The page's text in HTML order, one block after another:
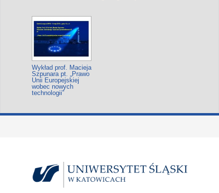
Wykład prof. Macieja
Szpunara pt. „Prawo
Unii Europejskiej
wobec nowych
technologii”